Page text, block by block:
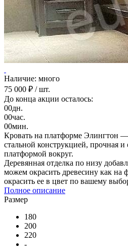
Наличие: много
75 000 ₽ / шт.
До конца акции осталось:
00дн.
00час.
00мин.
Кровать на платформе Элингтон —
стальной конструкцией, прочная и
платформой вокруг.
Деревянная отделка по низу
можем окрасить древесину как на
окрасить ее в цвет по вашему
Полное описание
Размер
180
200
220
-